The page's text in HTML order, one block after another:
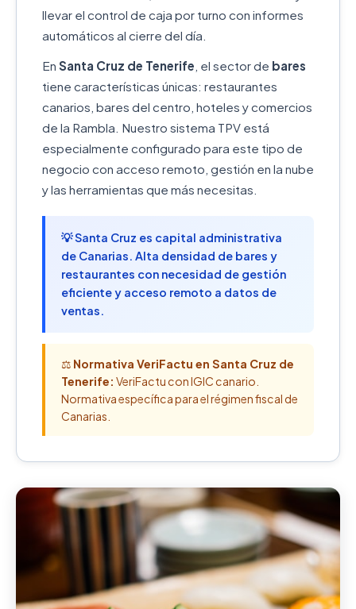
llevar el control de caja por turno con informes
automáticos al cierre del día.
En Santa Cruz de Tenerife , el sector de bares
tiene características únicas: restaurantes
canarios, bares del centro, hoteles y comercios
de la Rambla. Nuestro sistema TPV está
especialmente configurado para este tipo de
negocio con acceso remoto, gestión en la nube
y las herramientas que más necesitas.
💡 Santa Cruz es capital administrativa
de Canarias. Alta densidad de bares y
restaurantes con necesidad de gestión
eficiente y acceso remoto a datos de
ventas.
⚖️ Normativa VeriFactu en Santa Cruz de
Tenerife: VeriFactu con IGIC canario.
Normativa específica para el régimen fiscal de
Canarias.